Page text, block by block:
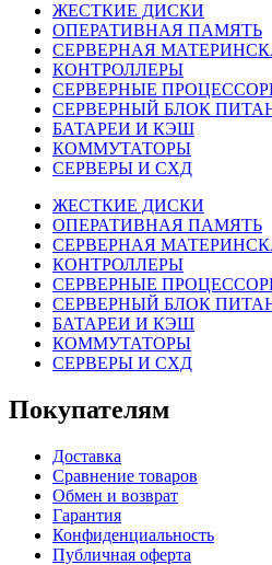
ЖЕСТКИЕ ДИСКИ
ОПЕРАТИВНАЯ ПАМЯТЬ
СЕРВЕРНАЯ
КОНТРОЛЛЕРЫ
СЕРВЕРНЫЕ
СЕРВЕРНЫЙ БЛОК
БАТАРЕИ И КЭШ
КОММУТАТОРЫ
СЕРВЕРЫ И СХД
ЖЕСТКИЕ ДИСКИ
ОПЕРАТИВНАЯ ПАМЯТЬ
СЕРВЕРНАЯ
КОНТРОЛЛЕРЫ
СЕРВЕРНЫЕ
СЕРВЕРНЫЙ БЛОК
БАТАРЕИ И КЭШ
КОММУТАТОРЫ
СЕРВЕРЫ И СХД
Покупателям
Доставка
Сравнение товаров
Обмен и возврат
Гарантия
Конфиденциальность
Публичная оферта